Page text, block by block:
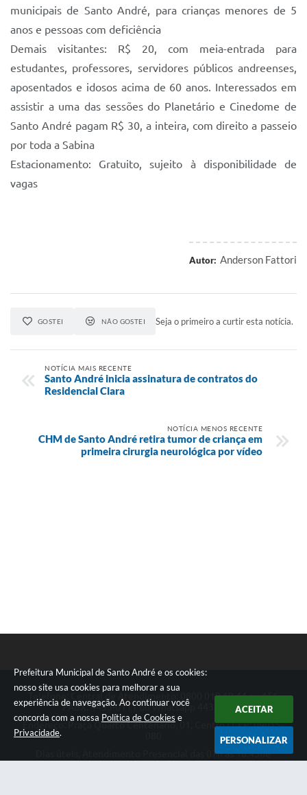
Prefeitura Municipal de Santo André e os cookies:
nosso site usa cookies para melhorar a sua
experiência de navegação. Ao continuar você
concorda com a nossa Política de Cookies e
Privacidade.
ACEITAR
PERSONALIZAR
municipais de Santo André, para crianças menores de 5
anos e pessoas com deficiência
Demais visitantes: R$ 20, com meia-entrada para
estudantes, professores, servidores públicos andreenses,
aposentados e idosos acima de 60 anos. Interessados em
assistir a uma das sessões do Planetário e Cinedome de
Santo André pagam R$ 30, a inteira, com direito a passeio
por toda a Sabina
Estacionamento: Gratuito, sujeito à disponibilidade de
vagas
Autor: Anderson Fattori
GOSTEI NÃO GOSTEI Seja o primeiro a curtir esta notícia.
NOTÍCIA MAIS RECENTE
Santo André inicia assinatura de contratos do
Residencial Clara
NOTÍCIA MENOS RECENTE
CHM de Santo André retira tumor de criança em
primeira cirurgia neurológica por vídeo
Telefone: Central de Atendimento: 0800 019 19 44 ou 156
PABX: 4433-0111 ou Whatsapp 4433-0123
Endereço: Praça Quarto Centenário, 01, Centro | CEP: 09015-
Dias úteis, Atendimento Presencial das 07h as 18:45he